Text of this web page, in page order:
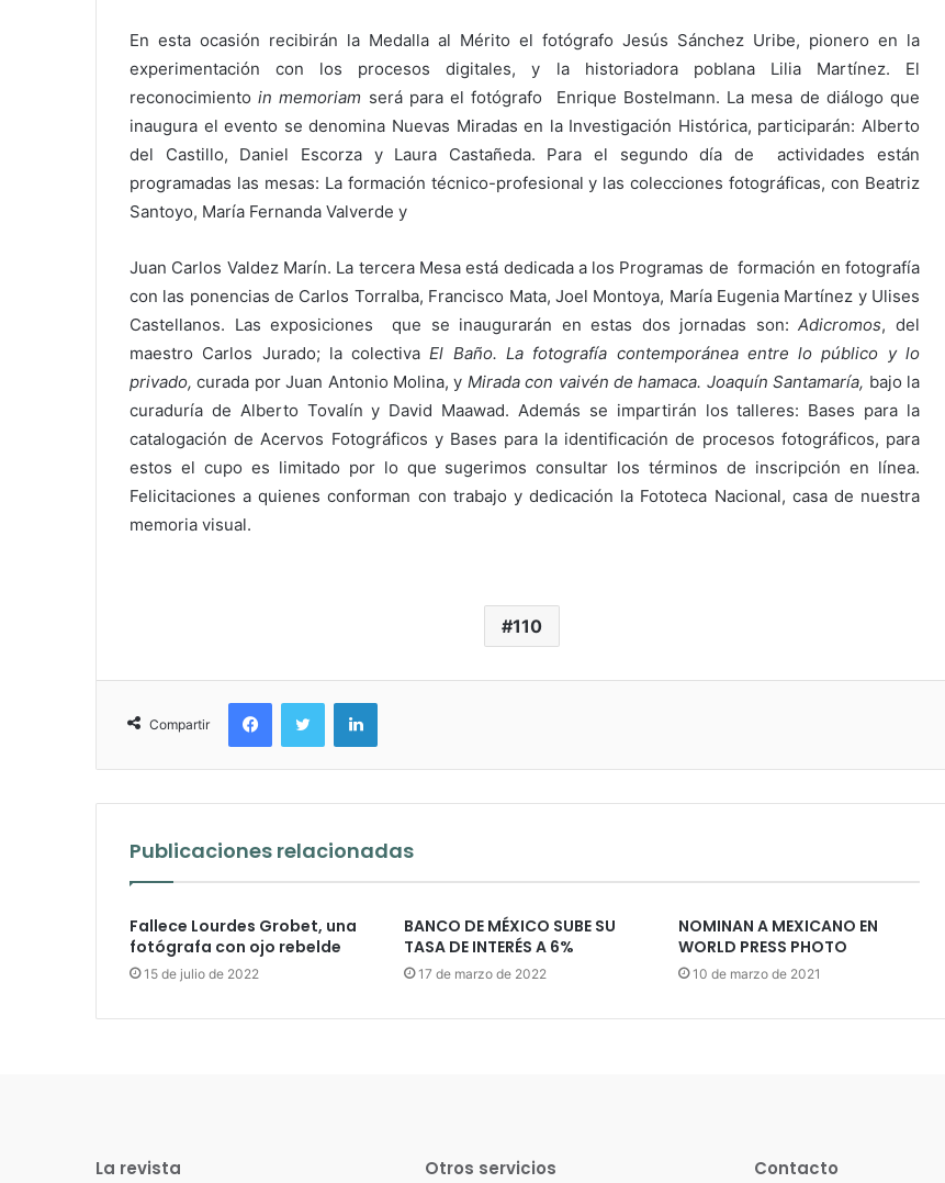
En esta ocasión recibirán la Medalla al Mérito el fotógrafo Jesús Sánchez Uribe, pionero en la
experimentación con los procesos digitales, y la historiadora poblana Lilia Martínez. El
reconocimientoin memoriam será para el fotógrafo Enrique Bostelmann. La mesa de diálogo que
inaugura el evento se denomina Nuevas Miradas en la Investigación Histórica, participarán: Alberto
del Castillo, Daniel Escorza y Laura Castañeda. Para el segundo día de actividades están
programadas las mesas: La formación técnico-profesional y las colecciones fotográficas, con Beatriz
Santoyo, María Fernanda Valverde y
Juan Carlos Valdez Marín. La tercera Mesa está dedicada a los Programas de formación en fotografía
con las ponencias de Carlos Torralba, Francisco Mata, Joel Montoya, María Eugenia Martínez y Ulises
Castellanos. Las exposiciones que se inaugurarán en estas dos jornadas son:Adicromos, del
maestro Carlos Jurado; la colectivaEl Baño. La fotografía contemporánea entre lo público y lo
privado,curada por Juan Antonio Molina, y Mirada con vaivén de hamaca. Joaquín Santamaría, bajo la
curaduría de Alberto Tovalín y David Maawad. Además se impartirán los talleres: Bases para la
catalogación de Acervos Fotográficos y Bases para la identificación de procesos fotográficos, para
estos el cupo es limitado por lo que sugerimos consultar los términos de inscripción en línea.
Felicitaciones a quienes conforman con trabajo y dedicación la Fototeca Nacional, casa de nuestra
memoria visual.
110
Compartir
FacebookTwitter LinkedIn
Publicaciones relacionadas
Fallece Lourdes Grobet, una
fotógrafa con ojo rebelde
15 de julio de 2022
BANCO DE MÉXICO SUBE SU
TASA DE INTERÉS A 6%
17 de marzo de 2022
NOMINAN A MEXICANO EN
WORLD PRESS PHOTO
10 de marzo de 2021
La revista Otros servicios Contacto